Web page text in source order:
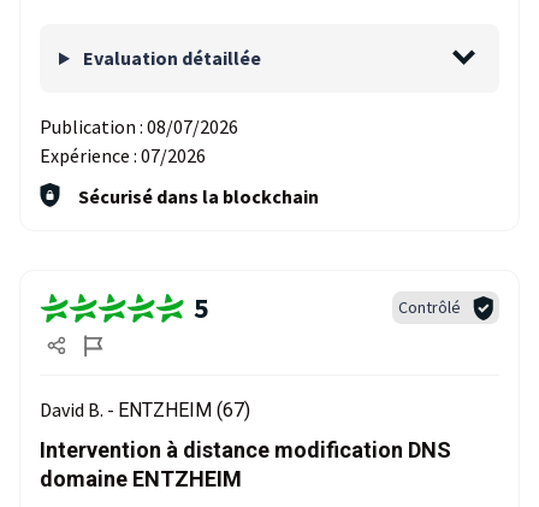
Evaluation détaillée
Publication : 08/07/2026
Expérience : 07/2026
Sécurisé dans la blockchain
5 Contrôlé
David B. - ENTZHEIM (67)
Intervention à distance modification DNS
domaine ENTZHEIM